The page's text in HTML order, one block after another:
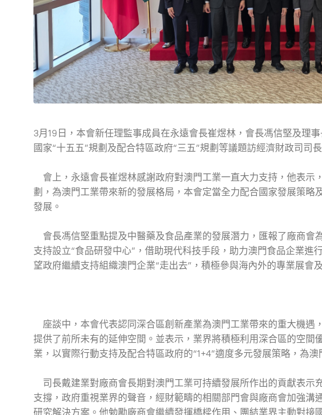
3月19日，本會新任理監事成員在永遠會長崔煜林，會長馮信堅及理
國家“十五五”規劃及配合特區政府“三五”規劃等議題訪經濟財政司司
會上，永遠會長崔煜林感謝政府對澳門工業一直大力支持，他表示
劃，為澳門工業帶來新的發展格局，本會定當全力配合國家發展策
發展。
會長馮信堅重點提及中醫藥及食品產業的發展潛力，匯報了廠商會
支持設立“食品研發中心”，借助現代科技手段，助力澳門食品企業
望政府繼續支持組織澳門企業“走出去”，積極參與海內外的專業展會
座談中，本會代表認同深合區創新產業為澳門工業帶來的重大機遇
提供了前所未有的延伸空間。並表示，業界將積極利用深合區的空
業，以實際行動支持及配合特區政府的“1+4”適度多元發展策略，為澳
司長戴建業對廠商會長期對澳門工業可持續發展所作出的貢獻表示
支撐，政府重視業界的聲音，經財範疇的相關部門會與廠商會加強
研究解決方案。他勉勵廠商會繼續發揮橋樑作用、團結業界主動對接